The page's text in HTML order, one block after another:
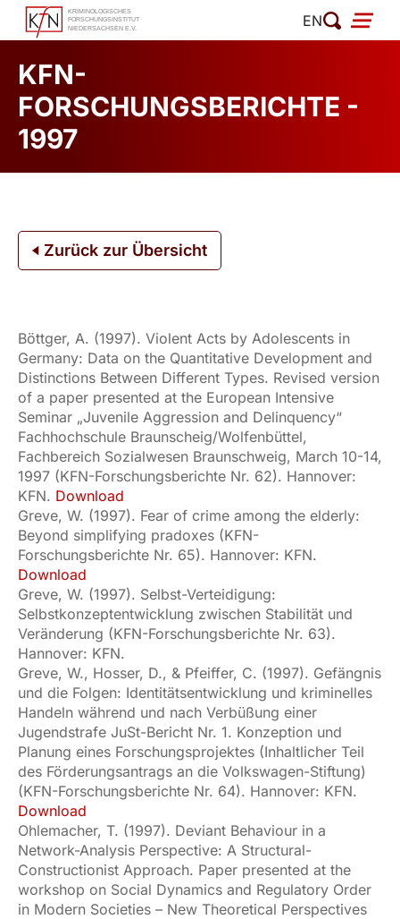
Zum
Inhalt
EN
KFN-
FORSCHUNGSBERICHTE -
1997
Zurück zur Übersicht
Böttger, A. (1997). Violent Acts by Adolescents in
Germany: Data on the Quantitative Development and
Distinctions Between Different Types. Revised version
of a paper presented at the European Intensive
Seminar „Juvenile Aggression and Delinquency“
Fachhochschule Braunscheig/Wolfenbüttel,
Fachbereich Sozialwesen Braunschweig, March 10-14,
1997 (KFN-Forschungsberichte Nr. 62). Hannover:
KFN. Download
Greve, W. (1997). Fear of crime among the elderly:
Beyond simplifying pradoxes (KFN-
Forschungsberichte Nr. 65). Hannover: KFN.
Download
Greve, W. (1997). Selbst-Verteidigung:
Selbstkonzeptentwicklung zwischen Stabilität und
Veränderung (KFN-Forschungsberichte Nr. 63).
Hannover: KFN.
Greve, W., Hosser, D., & Pfeiffer, C. (1997). Gefängnis
und die Folgen: Identitätsentwicklung und kriminelles
Handeln während und nach Verbüßung einer
Jugendstrafe JuSt-Bericht Nr. 1. Konzeption und
Planung eines Forschungsprojektes (Inhaltlicher Teil
des Förderungsantrags an die Volkswagen-Stiftung)
(KFN-Forschungsberichte Nr. 64). Hannover: KFN.
Download
Ohlemacher, T. (1997). Deviant Behaviour in a
Network-Analysis Perspective: A Structural-
Constructionist Approach. Paper presented at the
workshop on Social Dynamics and Regulatory Order
in Modern Societies – New Theoretical Perspectives